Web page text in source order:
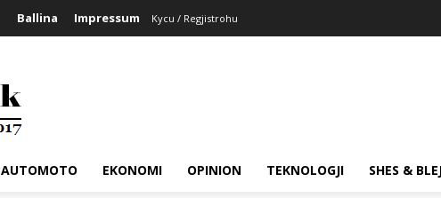
Ballina Impressum Kycu / Regjistrohu
AUTOMOTO EKONOMI OPINION TEKNOLOGJI SHES &